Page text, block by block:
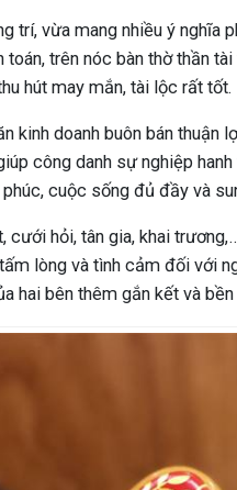
trí, vừa mang nhiều ý nghĩa
trên nóc bàn thờ thần
hút may mắn, tài lộc rất tốt.
kinh doanh buôn bán thuận
công danh sự nghiệp
cuộc sống đủ đầy và
hỏi, tân gia, khai
lòng và tình cảm đối với
hai bên thêm gắn kết và bền